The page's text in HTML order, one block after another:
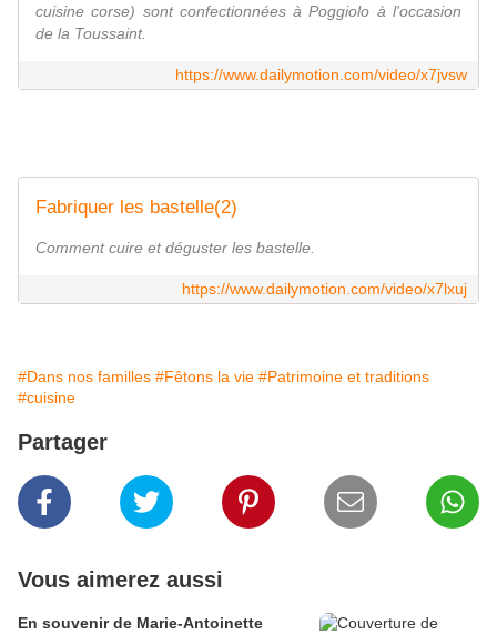
cuisine corse) sont confectionnées à Poggiolo à l'occasion
de la Toussaint.
https://www.dailymotion.com/video/x7jvsw
Fabriquer les bastelle(2)
Comment cuire et déguster les bastelle.
https://www.dailymotion.com/video/x7lxuj
#Dans nos familles #Fêtons la vie #Patrimoine et traditions
#cuisine
Partager
Vous aimerez aussi
En souvenir de Marie-Antoinette